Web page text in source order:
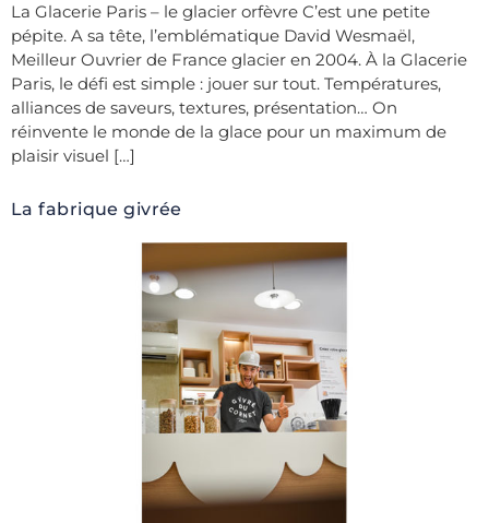
La Glacerie Paris – le glacier orfèvre C’est une petite
pépite. A sa tête, l’emblématique David Wesmaël,
Meilleur Ouvrier de France glacier en 2004. À la Glacerie
Paris, le défi est simple : jouer sur tout. Températures,
alliances de saveurs, textures, présentation… On
réinvente le monde de la glace pour un maximum de
plaisir visuel […]
La fabrique givrée